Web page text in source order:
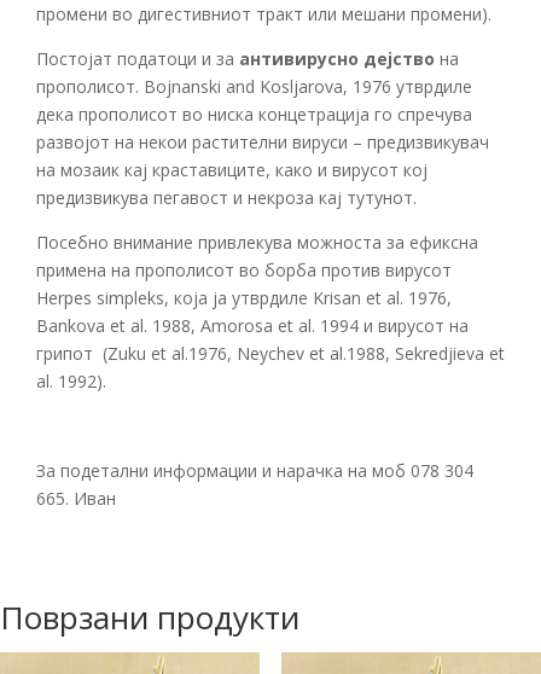
промени во дигестивниот тракт или мешани промени).
Постојат податоци и за антивирусно дејство на
прополисот. Bojnanski and Kosljarova, 1976 утврдиле
дека прополисот во ниска концетрација го спречува
развојот на некои растителни вируси – предизвикувач
на мозаик кај краставиците, како и вирусот кој
предизвикува пегавост и некроза кај тутунот.
Посебно внимание привлекува можноста за ефиксна
примена на прополисот во борба против вирусот
Herpes simpleks, која ја утврдиле Krisan et al. 1976,
Bankova et al. 1988, Amorosa et al. 1994 и вирусот на
грипот (Zuku et al.1976, Neychev et al.1988, Sekredjieva et
al. 1992).
За подетални информации и нарачка на моб 078 304
665. Иван
Поврзани продукти